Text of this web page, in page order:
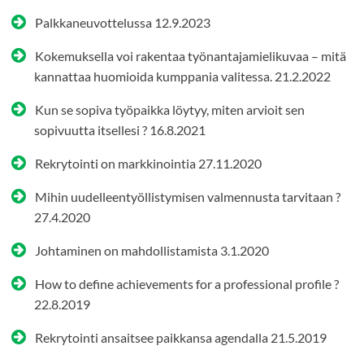
Palkkaneuvottelussa 12.9.2023
Kokemuksella voi rakentaa työnantajamielikuvaa – mitä
kannattaa huomioida kumppania valitessa. 21.2.2022
Kun se sopiva työpaikka löytyy, miten arvioit sen
sopivuutta itsellesi ? 16.8.2021
Rekrytointi on markkinointia 27.11.2020
Mihin uudelleentyöllistymisen valmennusta tarvitaan ?
27.4.2020
Johtaminen on mahdollistamista 3.1.2020
How to define achievements for a professional profile ?
22.8.2019
Rekrytointi ansaitsee paikkansa agendalla 21.5.2019